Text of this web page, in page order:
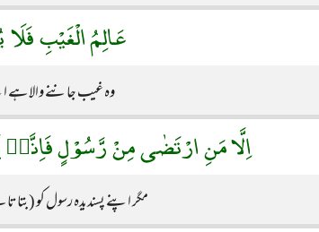
عَالِمُ الْغَيْبِ
وہ غیب جاننے والا ہے
اِلَّا مَنِ ارْتَضٰى مِنْ رَّسُوْلٍ
مگر اپنے پسندیدہ رسول کو